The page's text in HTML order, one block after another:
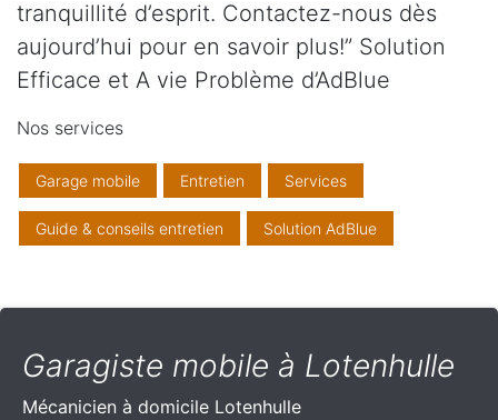
tranquillité d’esprit. Contactez-nous dès
aujourd’hui pour en savoir plus!” Solution
Efficace et A vie Problème d’AdBlue
Nos services
Garage mobile Entretien Services
Guide & conseils entretien Solution AdBlue
Garagiste mobile à Lotenhulle
Mécanicien à domicile Lotenhulle